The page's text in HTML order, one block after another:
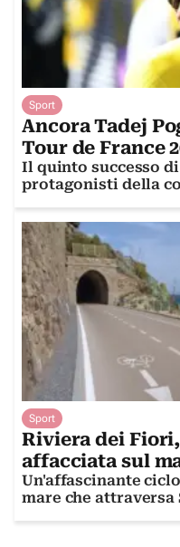
Sport
Ancora Tadej
Tour de France
Il quinto successo
protagonisti della
Sport
Riviera dei
affacciata sul
Un'affascinante
mare che attraversa